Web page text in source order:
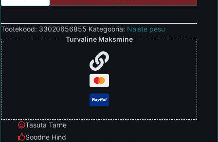
Tootekood: 33020656855 Kategooria: Naiste pesu
Turvaline Maksmine
Tasuta Tarne
Soodne Hind